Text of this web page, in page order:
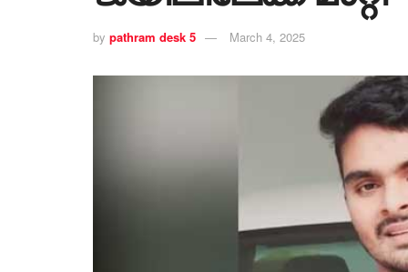
by pathram desk 5 March 4, 2025